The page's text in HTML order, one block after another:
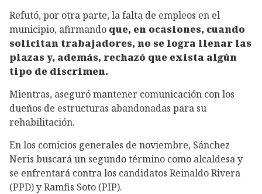
Refutó, por otra parte, la falta de empleos en el
municipio, afirmando que, en ocasiones, cuando
solicitan trabajadores, no se logra llenar las
plazas y, además, rechazó que exista algún
tipo de discrimen.
Mientras, aseguró mantener comunicación con los
dueños de estructuras abandonadas para su
rehabilitación.
En los comicios generales de noviembre, Sánchez
Neris buscará un segundo término como alcaldesa y
se enfrentará contra los candidatos Reinaldo Rivera
(PPD) y Ramfis Soto (PIP).